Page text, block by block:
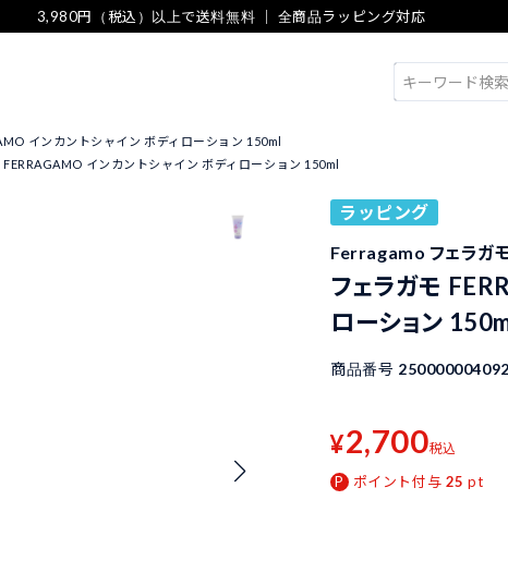
3,980円（税込）以上で送料無料 ｜ 全商品ラッピング対応
インカントシャイン ボディローション 150ml
FERRAGAMO インカントシャイン ボディローション 150ml
ラッピング
Ferragamo フェラガ
フェラガモ
ローション
商品番号
¥2,700税込
ポイント付与 25 pt